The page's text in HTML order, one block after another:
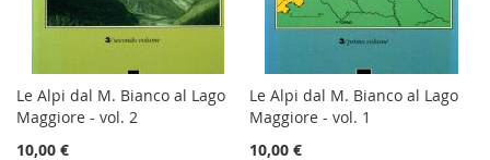
Le Alpi dal M. Bianco al Lago
Maggiore - vol. 2
10,00 €
Le Alpi dal M. Bianco al Lago
Maggiore - vol. 1
10,00 €